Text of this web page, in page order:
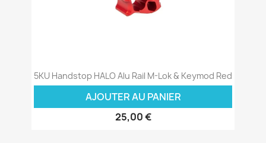
5KU Handstop HALO Alu Rail M-Lok & Keymod Red
AJOUTER AU PANIER
25,00 €